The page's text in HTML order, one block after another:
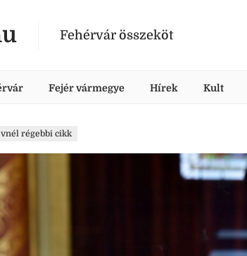
Fehérvár összeköt
Fejér vármegye Hírek Kult
régebbi cikk